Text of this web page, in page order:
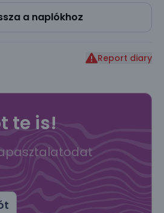
a naplókhoz
Report diary
te is!